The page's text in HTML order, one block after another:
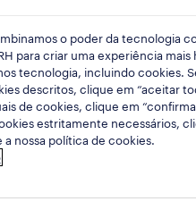
seu
e
o poder da tecnologia
para criar uma experiência
tecnologia, incluindo cookies.
descritos, clique em “aceitar
de cookies, clique em
estritamente necessários,
a nossa política de cookies.